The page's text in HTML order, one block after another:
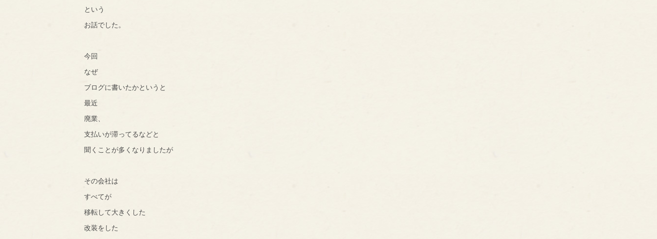
という
お話でした。
今回
なぜ
ブログに書いたかというと
最近
廃業、
支払いが滞ってるなどと
聞くことが多くなりましたが
その会社は
すべてが
移転して大きくした
改装をした